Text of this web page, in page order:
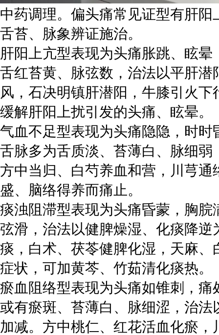
中药调理。偏头痛常见证型有肝
舌苔、脉象辨证施治。
肝阳上亢型表现为头痛胀跳、眩
舌红苔黄、脉弦数，治法以平肝
风，石决明镇肝潜阳，牛膝引火
缓解肝阳上扰引发的头痛、眩晕。
气血不足型表现为头痛隐隐，时
舌脉多为舌质淡、苔薄白、脉细
方中当归、白芍养血和营，川芎
盛、脑络得养而痛止。
痰浊阻滞型表现为头痛昏蒙，胸
弦滑，治法以健脾燥湿、化痰降
痰，白术、茯苓健脾化湿，天麻
症状，可加黄芩、竹茹清化痰热。
瘀血阻络型表现为头痛如锥刺，
或有瘀斑、苔薄白、脉细涩，治
加减。方中桃仁、红花活血化瘀